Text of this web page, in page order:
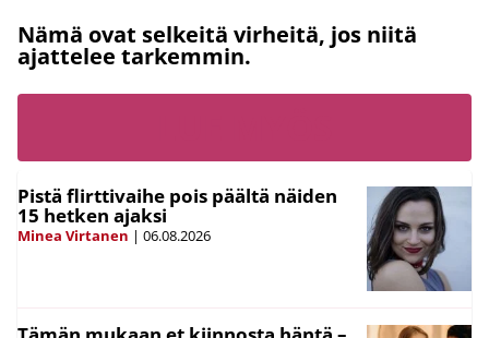
Nämä ovat selkeitä virheitä, jos niitä
ajattelee tarkemmin.
Pistä flirttivaihe pois päältä näiden
15 hetken ajaksi
Minea Virtanen | 06.08.2026